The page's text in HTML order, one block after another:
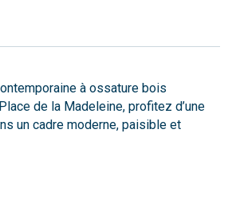
à ossature bois
de la Madeleine, profitez d’une
un cadre moderne, paisible et
des commerces, des